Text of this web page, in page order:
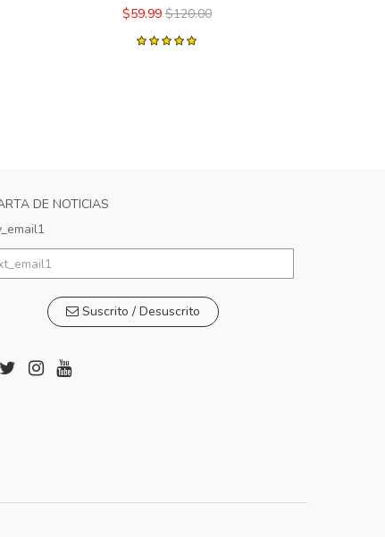
$59.99 $120.00
DE NOTICIAS
Suscrito / Desuscrito